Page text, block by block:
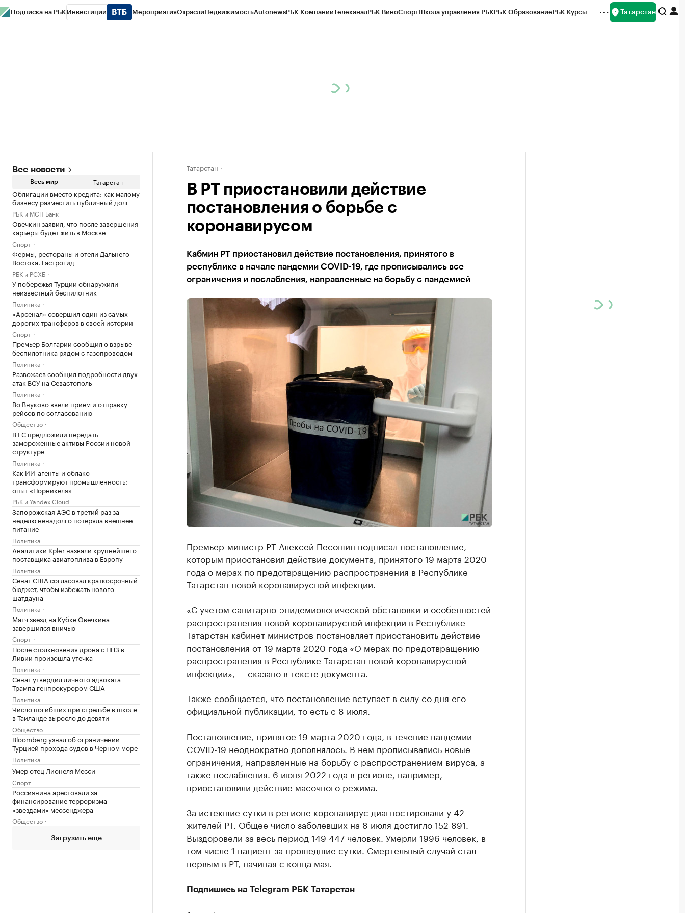
Подписка на РБК Инвестиции МероприятияОтраслиНедвижимостьAutonewsРБК КомпанииТелеканалРБК ВиноСпортШкола управления РБКРБК ОбразованиеРБК Курсы Татарстан
Все новости
Весь мир Татарстан
Облигации вместо кредита: как малому
бизнесу разместить публичный долг
РБК и МСП Банк
Овечкин заявил, что после завершения
карьеры будет жить в Москве
Спорт
Фермы, рестораны и отели Дальнего
Востока. Гастрогид
РБК и РСХБ
У побережья Турции обнаружили
неизвестный беспилотник
Политика
«Арсенал» совершил один из самых
дорогих трансферов в своей истории
Спорт
Премьер Болгарии сообщил о взрыве
беспилотника рядом с газопроводом
Политика
Развожаев сообщил подробности двух
атак ВСУ на Севастополь
Политика
Во Внуково ввели прием и отправку
рейсов по согласованию
Общество
В ЕС предложили передать
замороженные активы России новой
структуре
Политика
Как ИИ-агенты и облако
трансформируют промышленность:
опыт «Норникеля»
РБК и Yandex Cloud
Запорожская АЭС в третий раз за
неделю ненадолго потеряла внешнее
питание
Политика
Аналитики Kpler назвали крупнейшего
поставщика авиатоплива в Европу
Политика
Сенат США согласовал краткосрочный
бюджет, чтобы избежать нового
шатдауна
Политика
Матч звезд на Кубке Овечкина
завершился вничью
Спорт
После столкновения дрона с НПЗ в
Ливии произошла утечка
Политика
Сенат утвердил личного адвоката
Трампа генпрокурором США
Политика
Число погибших при стрельбе в школе
в Таиланде выросло до девяти
Общество
Bloomberg узнал об ограничении
Турцией прохода судов в Черном море
Политика
Умер отец Лионеля Месси
Спорт
Россиянина арестовали за
финансирование терроризма
«звездами» мессенджера
Общество
Загрузить еще
Татарстан
В РТ приостановили действие
постановления о борьбе с
коронавирусом
Кабмин РТ приостановил действие постановления, принятого в
республике в начале пандемии COVID-19, где прописывались все
ограничения и послабления, направленные на борьбу с пандемией
Премьер-министр РТ Алексей Песошин подписал постановление,
которым приостановил действие документа, принятого 19 марта 2020
года о мерах по предотвращению распространения в Республике
Татарстан новой коронавирусной инфекции.
«С учетом санитарно-эпидемиологической обстановки и особенностей
распространения новой коронавирусной инфекции в Республике
Татарстан кабинет министров постановляет приостановить действие
постановления от 19 марта 2020 года «О мерах по предотвращению
распространения в Республике Татарстан новой коронавирусной
инфекции», — сказано в тексте документа.
Также сообщается, что постановление вступает в силу со дня его
официальной публикации, то есть с 8 июля.
Постановление, принятое 19 марта 2020 года, в течение пандемии
COVID-19 неоднократно дополнялось. В нем прописывались новые
ограничения, направленные на борьбу с распространением вируса, а
также послабления. 6 июня 2022 года в регионе, например,
приостановили действие масочного режима.
За истекшие сутки в регионе коронавирус диагностировали у 42
жителей РТ. Общее число заболевших на 8 июля достигло 152 891.
Выздоровели за весь период 149 447 человек. Умерли 1996 человек, в
том числе 1 пациент за прошедшие сутки. Смертельный случай стал
первым в РТ, начиная с конца мая.
Подпишись на Telegram РБК Татарстан